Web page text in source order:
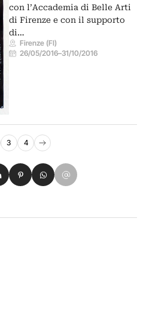
con l’Accademia di Belle Arti
di Firenze e con il supporto
di…
Firenze (FI)
26/05/2016–31/10/2016
3 4
Pagina successiva
su Xsu LinkedIn
Condividi su Pinterest
Condividi su WhatsApp
Condividi su Email